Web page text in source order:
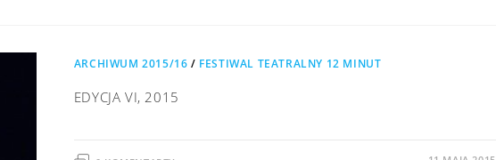
ARCHIWUM 2015/16 / FESTIWAL TEATRALNY 12 MINUT
EDYCJA VI, 2015